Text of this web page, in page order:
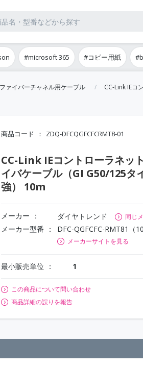
#microsoft 365 #コピー用紙
ファイバーチャネル用ケーブル CC-Link IEコ
商品コード ZDQ-DFCQGFCFCRMT8-01
CC-Link IEコントローラネッ
イバケーブル（GI G50/125タ
強） 10m
メーカー ダイヤトレンド 同じ
メーカー型番 DFC-QGFCFC-RMT81（
メーカーサイトを見る
最小販売単位 1
この商品について問い合わせ
商品詳細の誤りを報告